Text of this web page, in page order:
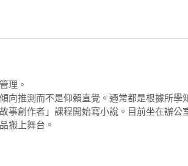
理。
向推測而不是仰賴直覺。通常都是根據所學
事創作者」課程開始寫小說。目前坐在辦公
搬上舞台。